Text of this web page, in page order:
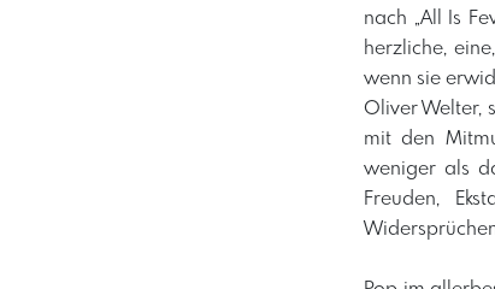
nach „All Is
herzliche,
wenn sie
Oliver Welter,
mit den
weniger als
Freuden,